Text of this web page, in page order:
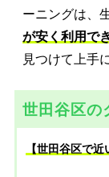
ーニングは、
が安く利用で
見つけて上手
世田谷区の
【世田谷区で